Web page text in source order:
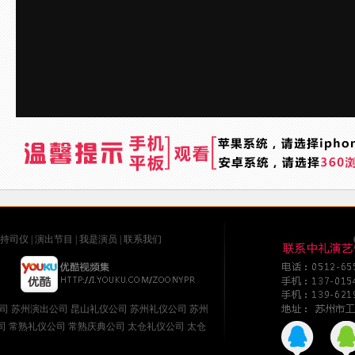
司仪 演出节目 我是演员 联系我们
苏州演出公司 昆山礼仪公司 苏州礼仪公司 苏州
常熟礼仪公司 常熟庆典公司 太仓礼仪公司 太仓